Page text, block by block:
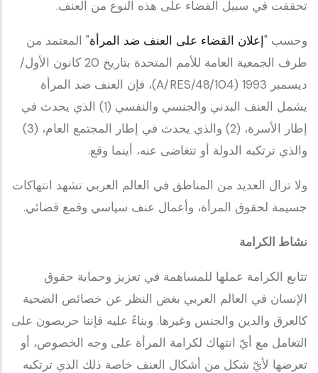
تحققت في سبيل القضاء على هذه النوع من العنف.
وحسب "إعلان القضاء على العنف ضد المرأة" المعتمد من
طرف الجمعية العامة للأمم المتحدة بتاريخ 20 كانون الأول/
ديسمبر 1993 (A/RES/48/104)، فإن العنف ضد المرأة
يشمل العنف البدني والجنسي والنفسي (1) الذي يحدث في
إطار الأسرة، (2) والذي يحدث في إطار المجتمع العام، (3)
والذي ترتكبه الدولة أو تتغاضى عنه، أينما وقع.
ولا تزال العديد من المناطق في العالم العربي تشهد انتهاكات
جسيمة لحقوق المرأة، وأعمال عنف سياسي وقمع قضائي.
نشاط الكرامة
تتابع الكرامة عملها للمساهمة في تعزيز وحماية حقوق
الإنسان في العالم العربي بغض النظر عن خصائص الضحية
كالعرق والدين والجنس وغيرها. وبناءً عليه فإننا حريصون على
التعامل مع أيّ انتهاك لكرامة المرأة على وجه الخصوص، أو
تعرضها لأيّ شكل من أشكال العنف خاصة ذلك الذي ترتكبه